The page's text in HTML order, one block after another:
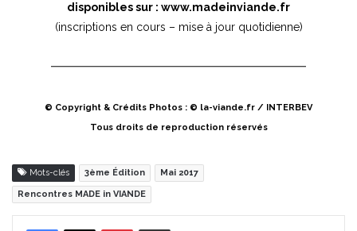
disponibles sur : www.madeinviande.fr
(inscriptions en cours – mise à jour quotidienne)
© Copyright & Crédits Photos : © la-viande.fr / INTERBEV
Tous droits de reproduction réservés
Mots-clés 3ème Édition Mai 2017
Rencontres MADE in VIANDE